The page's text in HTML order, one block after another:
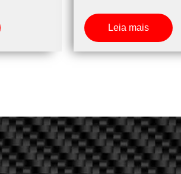
Leia mais